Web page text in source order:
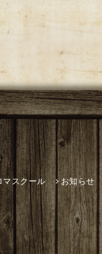
マスクール お知らせ